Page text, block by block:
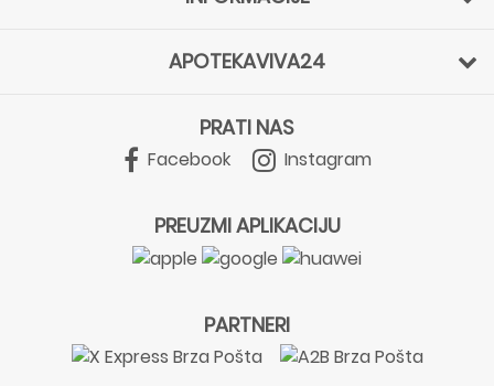
APOTEKAVIVA24
PRATI NAS
Facebook Instagram
PREUZMI APLIKACIJU
PARTNERI